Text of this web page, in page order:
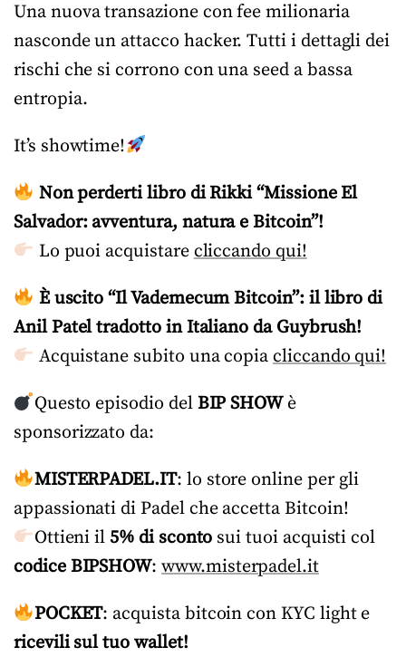
Una nuova transazione con fee milionaria
nasconde un attacco hacker. Tutti i dettagli dei
rischi che si corrono con una seed a bassa
entropia.
It’s showtime!
Non perderti libro di Rikki “Missione El
Salvador: avventura, natura e Bitcoin”!
Lo puoi acquistarecliccando qui!
È uscito “Il Vademecum Bitcoin”: il libro di
Anil Patel tradotto in Italiano da Guybrush!
Acquistane subito una copiacliccando qui!
Questo episodio del BIP SHOWè
sponsorizzato da:
MISTERPADEL.IT: lo store online per gli
appassionati di Padel che accetta Bitcoin!
Ottieni il5% di sconto sui tuoi acquisti col
codice BIPSHOW:www.misterpadel.it
POCKET: acquista bitcoin con KYC light e
ricevili sul tuo wallet!